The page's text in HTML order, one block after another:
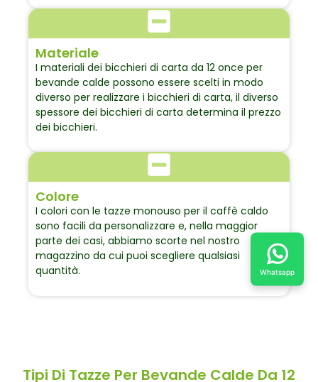
Materiale
I materiali dei bicchieri di carta da 12 once per
bevande calde possono essere scelti in modo
diverso per realizzare i bicchieri di carta, il diverso
spessore dei bicchieri di carta determina il prezzo
dei bicchieri.
Colore
I colori con le tazze monouso per il caffè caldo
sono facili da personalizzare e, nella maggior
parte dei casi, abbiamo scorte nel nostro
magazzino da cui puoi scegliere qualsiasi
quantità.
Tipi Di Tazze Per Bevande Calde Da 12
Whatsapp